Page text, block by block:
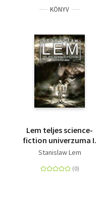
KÖNYV
Lem teljes science-
fiction univerzuma I.
Stanislaw Lem